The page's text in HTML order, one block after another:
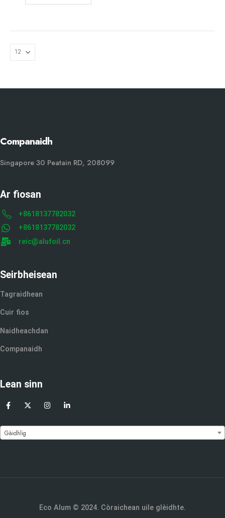
Companaidh
Singapore 30 Peatain RD, 208099
Ar fiosan
+8618137782032
+8618137782032
reic@alufoil.cn
Seirbheisean
Tagraidhean
Cuir fios
Naidheachdan
Companaidh
Lean sinn
Gàidhlig
Eco Alum © 2024. Còraichean uile glèidhte.